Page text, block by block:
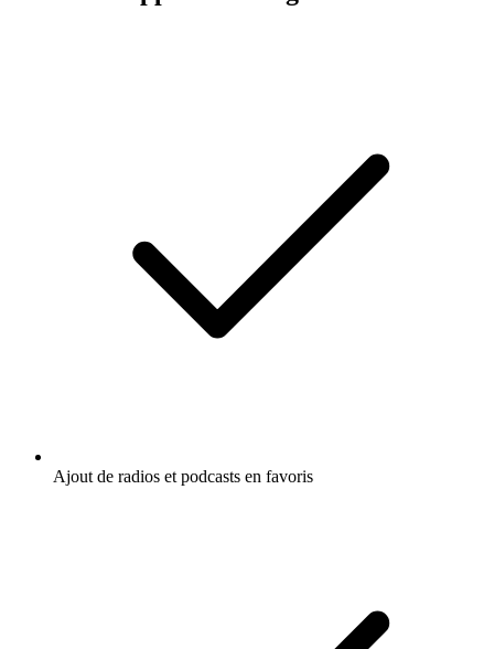
Ajout de radios et podcasts en favoris